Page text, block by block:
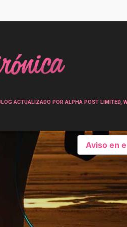
ACTUALIZADO POR ALPHA POST
Aviso en